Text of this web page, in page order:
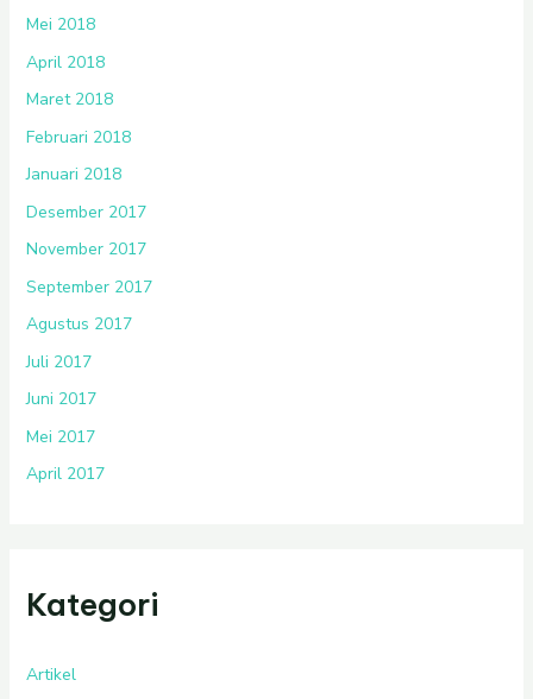
Mei 2018
April 2018
Maret 2018
Februari 2018
Januari 2018
Desember 2017
November 2017
September 2017
Agustus 2017
Juli 2017
Juni 2017
Mei 2017
April 2017
Kategori
Artikel